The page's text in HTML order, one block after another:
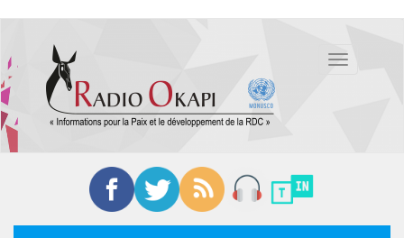
contenu
principal
Toggle